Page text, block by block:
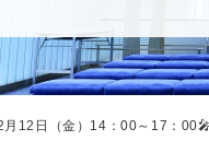
12日（金）14：00～17：